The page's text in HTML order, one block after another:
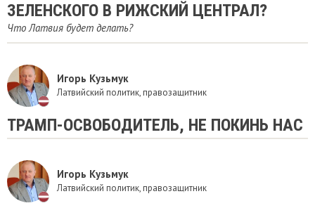
​ЗЕЛЕНСКОГО В РИЖСКИЙ ЦЕНТРАЛ?
Что Латвия будет делать?
Игорь Кузьмук
Латвийский политик, правозащитник
ТРАМП-ОСВОБОДИТЕЛЬ, НЕ ПОКИНЬ НАС
Игорь Кузьмук
Латвийский политик, правозащитник